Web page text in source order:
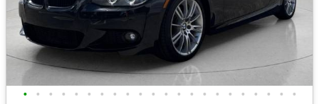
• • • • • • • • • • • • • • • • • • • • • •